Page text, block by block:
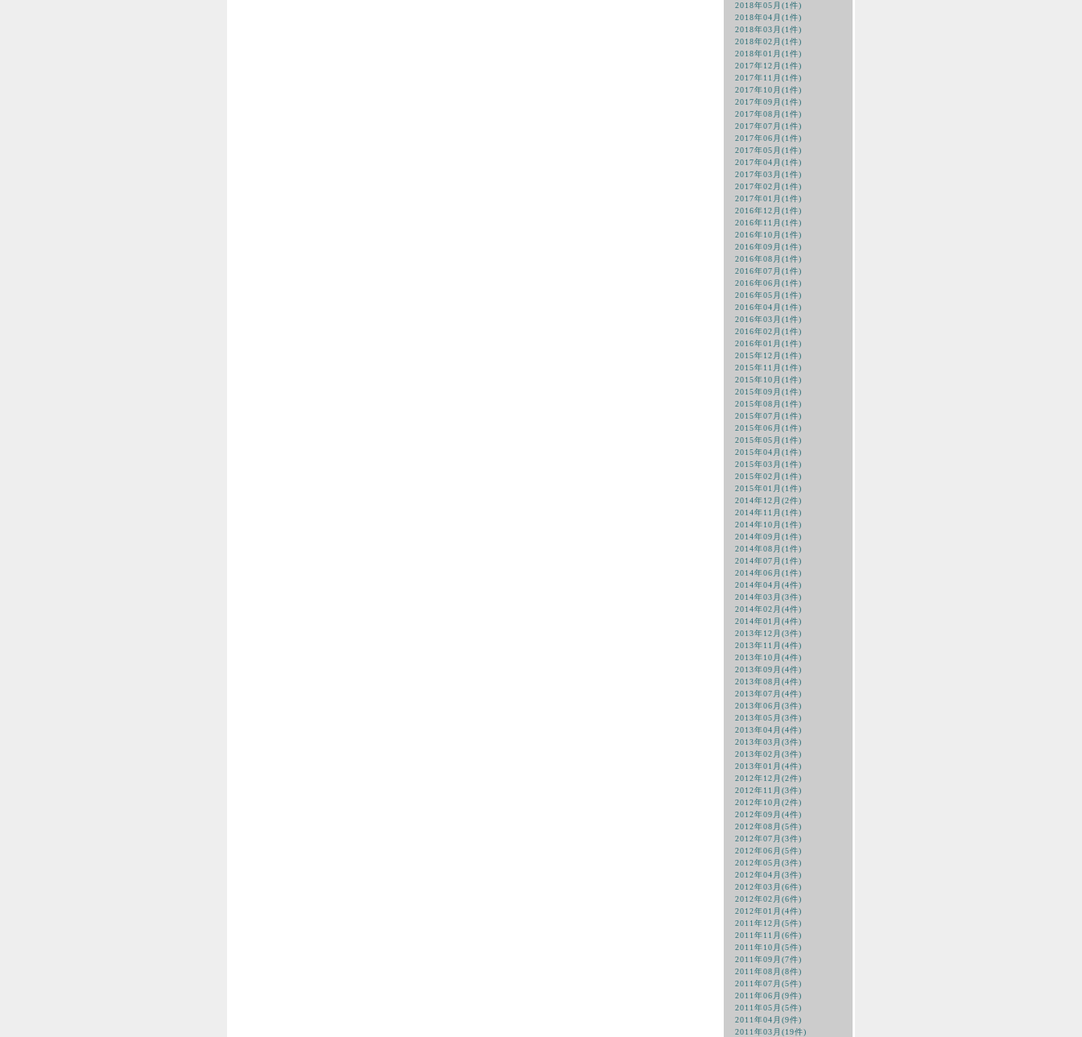
2018年05月(1件)
2018年04月(1件)
2018年03月(1件)
2018年02月(1件)
2018年01月(1件)
2017年12月(1件)
2017年11月(1件)
2017年10月(1件)
2017年09月(1件)
2017年08月(1件)
2017年07月(1件)
2017年06月(1件)
2017年05月(1件)
2017年04月(1件)
2017年03月(1件)
2017年02月(1件)
2017年01月(1件)
2016年12月(1件)
2016年11月(1件)
2016年10月(1件)
2016年09月(1件)
2016年08月(1件)
2016年07月(1件)
2016年06月(1件)
2016年05月(1件)
2016年04月(1件)
2016年03月(1件)
2016年02月(1件)
2016年01月(1件)
2015年12月(1件)
2015年11月(1件)
2015年10月(1件)
2015年09月(1件)
2015年08月(1件)
2015年07月(1件)
2015年06月(1件)
2015年05月(1件)
2015年04月(1件)
2015年03月(1件)
2015年02月(1件)
2015年01月(1件)
2014年12月(2件)
2014年11月(1件)
2014年10月(1件)
2014年09月(1件)
2014年08月(1件)
2014年07月(1件)
2014年06月(1件)
2014年04月(4件)
2014年03月(3件)
2014年02月(4件)
2014年01月(4件)
2013年12月(3件)
2013年11月(4件)
2013年10月(4件)
2013年09月(4件)
2013年08月(4件)
2013年07月(4件)
2013年06月(3件)
2013年05月(3件)
2013年04月(4件)
2013年03月(3件)
2013年02月(3件)
2013年01月(4件)
2012年12月(2件)
2012年11月(3件)
2012年10月(2件)
2012年09月(4件)
2012年08月(5件)
2012年07月(3件)
2012年06月(5件)
2012年05月(3件)
2012年04月(3件)
2012年03月(6件)
2012年02月(6件)
2012年01月(4件)
2011年12月(5件)
2011年11月(6件)
2011年10月(5件)
2011年09月(7件)
2011年08月(8件)
2011年07月(5件)
2011年06月(9件)
2011年05月(5件)
2011年04月(9件)
2011年03月(19件)